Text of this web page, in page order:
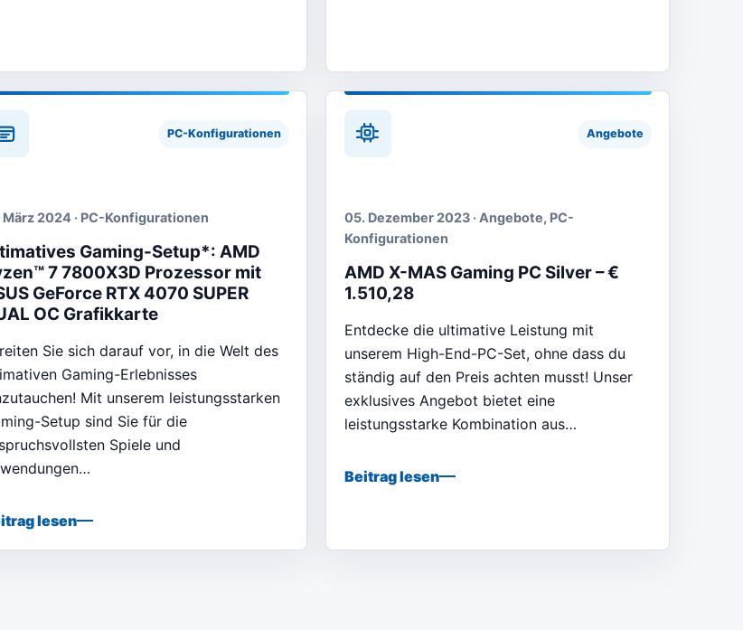
PC-Konfigurationen
März 2024 · PC-Konfigurationen
Gaming-Setup*: AMD
7 7800X3D Prozessor mit
GeForce RTX 4070 SUPER
OC Grafikkarte
Sie sich darauf vor, in die Welt des
Gaming-Erlebnisses
Mit unserem leistungsstarken
Setup sind Sie für die
Spiele und
lesen
Angebote
05. Dezember 2023 · Angebote, PC-
Konfigurationen
AMD X-MAS Gaming PC Silver – €
1.510,28
Entdecke die ultimative Leistung mit
unserem High-End-PC-Set, ohne dass du
ständig auf den Preis achten musst! Unser
exklusives Angebot bietet eine
leistungsstarke Kombination aus…
Beitrag lesen